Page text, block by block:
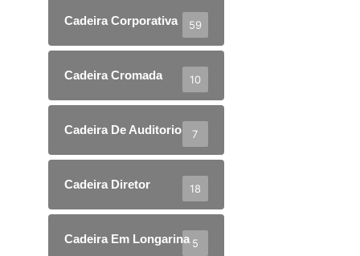
Cadeira Corporativa 59
Cadeira Cromada 10
Cadeira De Auditorio 7
Cadeira Diretor 18
Cadeira Em Longarina 5